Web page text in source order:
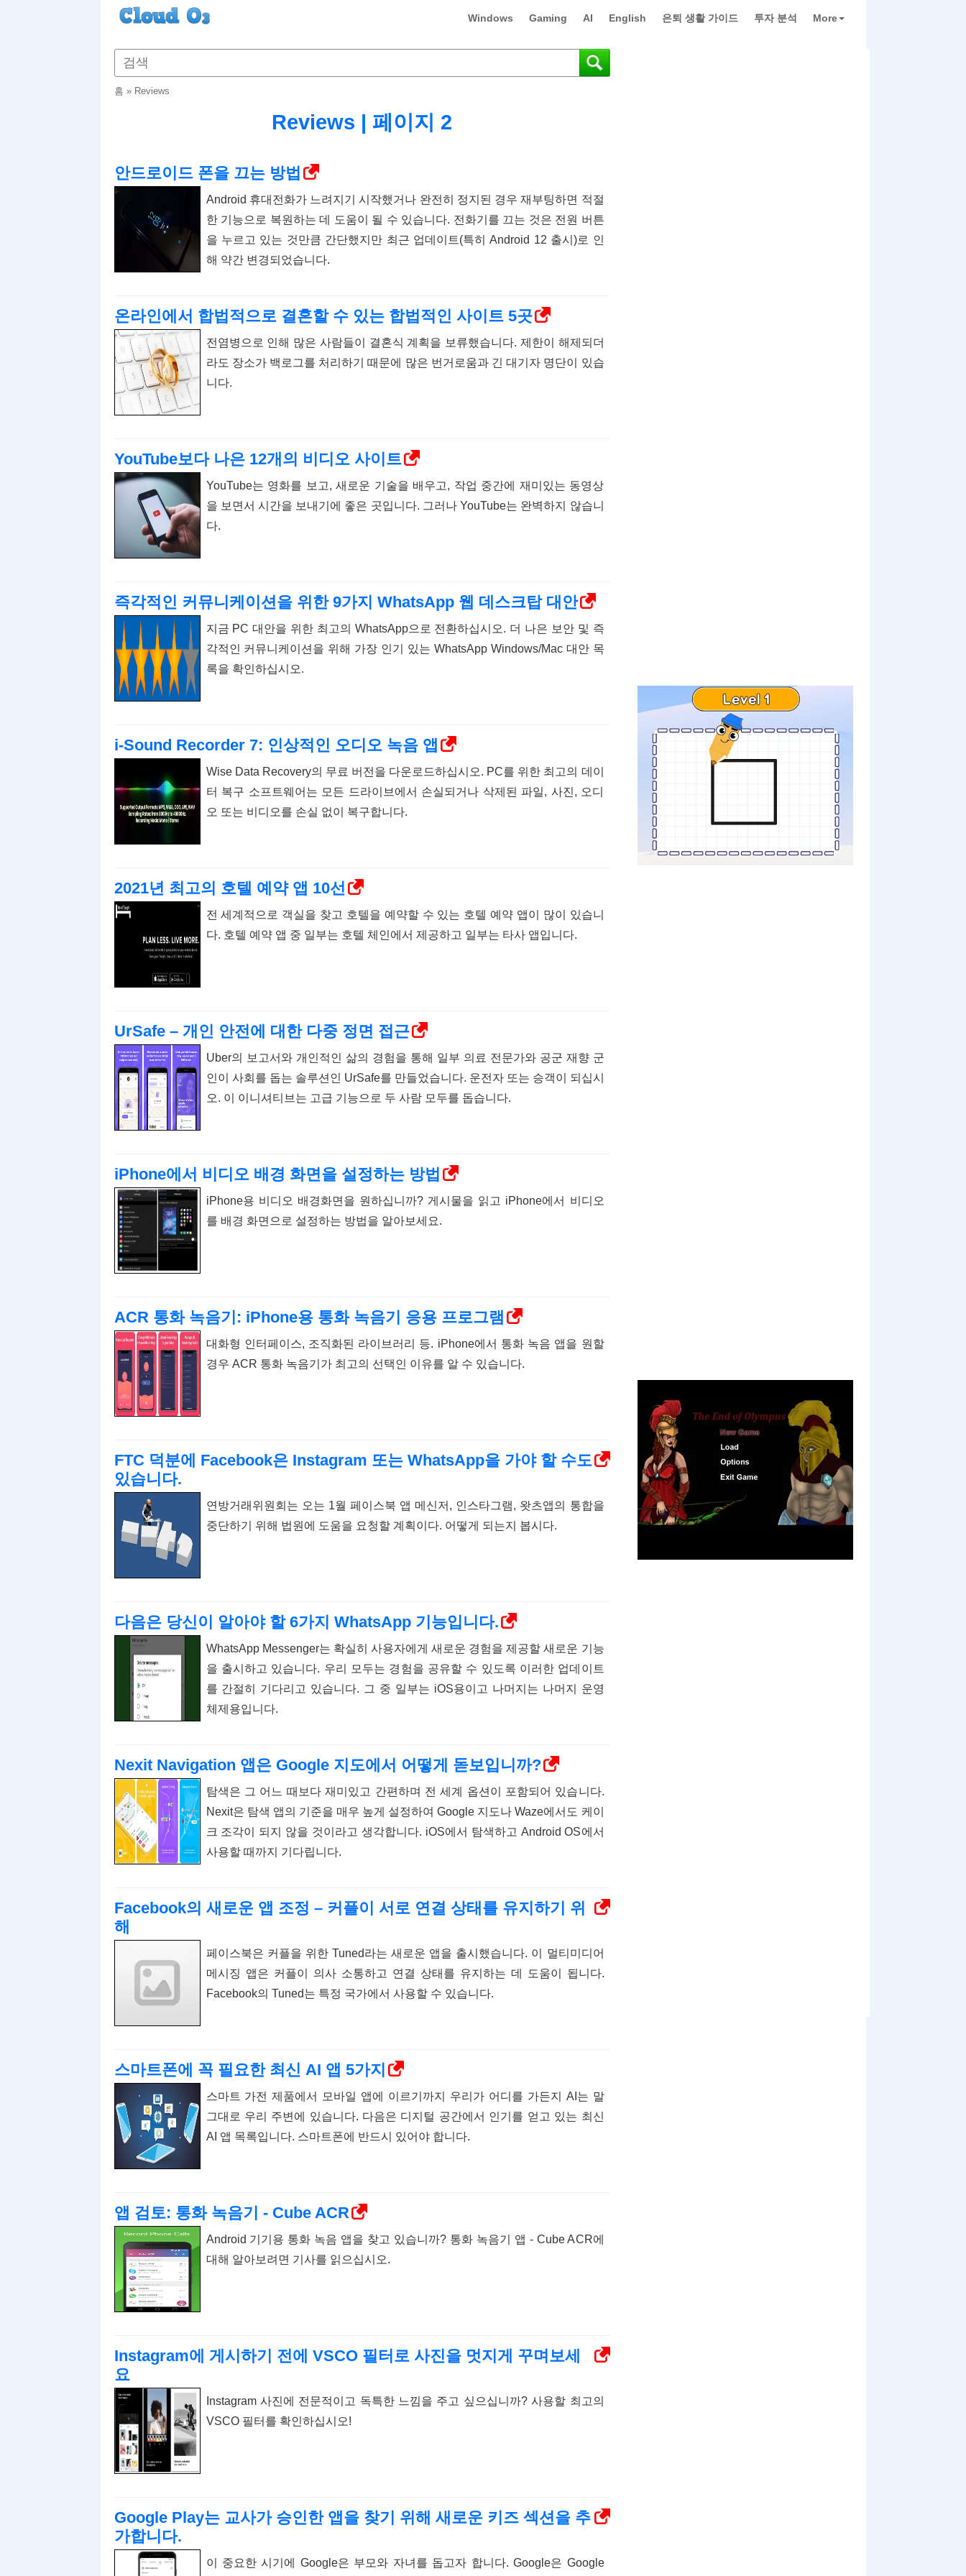
Windows Gaming AI English 은퇴 생활 가이드 투자 분석 More
홈 » Reviews
Reviews | 페이지 2
안드로이드 폰을 끄는 방법
Android 휴대전화가 느려지기 시작했거나 완전히 정지된 경우 재부팅하면 적절
한 기능으로 복원하는 데 도움이 될 수 있습니다. 전화기를 끄는 것은 전원 버튼
을 누르고 있는 것만큼 간단했지만 최근 업데이트(특히 Android 12 출시)로 인
해 약간 변경되었습니다.
온라인에서 합법적으로 결혼할 수 있는 합법적인 사이트 5곳
전염병으로 인해 많은 사람들이 결혼식 계획을 보류했습니다. 제한이 해제되더
라도 장소가 백로그를 처리하기 때문에 많은 번거로움과 긴 대기자 명단이 있습
니다.
YouTube보다 나은 12개의 비디오 사이트
YouTube는 영화를 보고, 새로운 기술을 배우고, 작업 중간에 재미있는 동영상
을 보면서 시간을 보내기에 좋은 곳입니다. 그러나 YouTube는 완벽하지 않습니
다.
즉각적인 커뮤니케이션을 위한 9가지 WhatsApp 웹 데스크탑 대안
지금 PC 대안을 위한 최고의 WhatsApp으로 전환하십시오. 더 나은 보안 및 즉
각적인 커뮤니케이션을 위해 가장 인기 있는 WhatsApp Windows/Mac 대안 목
록을 확인하십시오.
i-Sound Recorder 7: 인상적인 오디오 녹음 앱
Wise Data Recovery의 무료 버전을 다운로드하십시오. PC를 위한 최고의 데이
터 복구 소프트웨어는 모든 드라이브에서 손실되거나 삭제된 파일, 사진, 오디
오 또는 비디오를 손실 없이 복구합니다.
2021년 최고의 호텔 예약 앱 10선
전 세계적으로 객실을 찾고 호텔을 예약할 수 있는 호텔 예약 앱이 많이 있습니
다. 호텔 예약 앱 중 일부는 호텔 체인에서 제공하고 일부는 타사 앱입니다.
UrSafe – 개인 안전에 대한 다중 정면 접근
Uber의 보고서와 개인적인 삶의 경험을 통해 일부 의료 전문가와 공군 재향 군
인이 사회를 돕는 솔루션인 UrSafe를 만들었습니다. 운전자 또는 승객이 되십시
오. 이 이니셔티브는 고급 기능으로 두 사람 모두를 돕습니다.
iPhone에서 비디오 배경 화면을 설정하는 방법
iPhone용 비디오 배경화면을 원하십니까? 게시물을 읽고 iPhone에서 비디오
를 배경 화면으로 설정하는 방법을 알아보세요.
ACR 통화 녹음기: iPhone용 통화 녹음기 응용 프로그램
대화형 인터페이스, 조직화된 라이브러리 등. iPhone에서 통화 녹음 앱을 원할
경우 ACR 통화 녹음기가 최고의 선택인 이유를 알 수 있습니다.
FTC 덕분에 Facebook은 Instagram 또는 WhatsApp을 가야 할 수도
있습니다.
연방거래위원회는 오는 1월 페이스북 앱 메신저, 인스타그램, 왓츠앱의 통합을
중단하기 위해 법원에 도움을 요청할 계획이다. 어떻게 되는지 봅시다.
다음은 당신이 알아야 할 6가지 WhatsApp 기능입니다.
WhatsApp Messenger는 확실히 사용자에게 새로운 경험을 제공할 새로운 기능
을 출시하고 있습니다. 우리 모두는 경험을 공유할 수 있도록 이러한 업데이트
를 간절히 기다리고 있습니다. 그 중 일부는 iOS용이고 나머지는 나머지 운영
체제용입니다.
Nexit Navigation 앱은 Google 지도에서 어떻게 돋보입니까?
탐색은 그 어느 때보다 재미있고 간편하며 전 세계 옵션이 포함되어 있습니다.
Nexit은 탐색 앱의 기준을 매우 높게 설정하여 Google 지도나 Waze에서도 케이
크 조각이 되지 않을 것이라고 생각합니다. iOS에서 탐색하고 Android OS에서
사용할 때까지 기다립니다.
Facebook의 새로운 앱 조정 – 커플이 서로 연결 상태를 유지하기 위
해
페이스북은 커플을 위한 Tuned라는 새로운 앱을 출시했습니다. 이 멀티미디어
메시징 앱은 커플이 의사 소통하고 연결 상태를 유지하는 데 도움이 됩니다.
Facebook의 Tuned는 특정 국가에서 사용할 수 있습니다.
스마트폰에 꼭 필요한 최신 AI 앱 5가지
스마트 가전 제품에서 모바일 앱에 이르기까지 우리가 어디를 가든지 AI는 말
그대로 우리 주변에 있습니다. 다음은 디지털 공간에서 인기를 얻고 있는 최신
AI 앱 목록입니다. 스마트폰에 반드시 있어야 합니다.
앱 검토: 통화 녹음기 - Cube ACR
Android 기기용 통화 녹음 앱을 찾고 있습니까? 통화 녹음기 앱 - Cube ACR에
대해 알아보려면 기사를 읽으십시오.
Instagram에 게시하기 전에 VSCO 필터로 사진을 멋지게 꾸며보세
요
Instagram 사진에 전문적이고 독특한 느낌을 주고 싶으십니까? 사용할 최고의
VSCO 필터를 확인하십시오!
Google Play는 교사가 승인한 앱을 찾기 위해 새로운 키즈 섹션을 추
가합니다.
이 중요한 시기에 Google은 부모와 자녀를 돕고자 합니다. Google은 Google